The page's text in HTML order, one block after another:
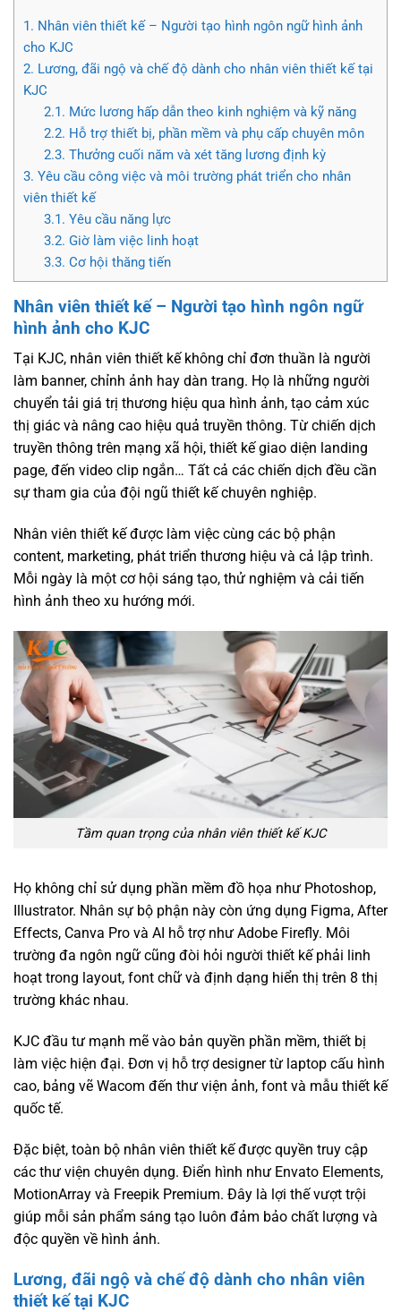
1. Nhân viên thiết kế – Người tạo hình ngôn ngữ hình ảnh
cho KJC
2. Lương, đãi ngộ và chế độ dành cho nhân viên thiết kế tại
KJC
2.1. Mức lương hấp dẫn theo kinh nghiệm và kỹ năng
2.2. Hỗ trợ thiết bị, phần mềm và phụ cấp chuyên môn
2.3. Thưởng cuối năm và xét tăng lương định kỳ
3. Yêu cầu công việc và môi trường phát triển cho nhân
viên thiết kế
3.1. Yêu cầu năng lực
3.2. Giờ làm việc linh hoạt
3.3. Cơ hội thăng tiến
Nhân viên thiết kế – Người tạo hình ngôn ngữ
hình ảnh cho KJC
Tại KJC, nhân viên thiết kế không chỉ đơn thuần là người
làm banner, chỉnh ảnh hay dàn trang. Họ là những người
chuyển tải giá trị thương hiệu qua hình ảnh, tạo cảm xúc
thị giác và nâng cao hiệu quả truyền thông. Từ chiến dịch
truyền thông trên mạng xã hội, thiết kế giao diện landing
page, đến video clip ngắn… Tất cả các chiến dịch đều cần
sự tham gia của đội ngũ thiết kế chuyên nghiệp.
Nhân viên thiết kế được làm việc cùng các bộ phận
content, marketing, phát triển thương hiệu và cả lập trình.
Mỗi ngày là một cơ hội sáng tạo, thử nghiệm và cải tiến
hình ảnh theo xu hướng mới.
Tầm quan trọng của nhân viên thiết kế KJC
Họ không chỉ sử dụng phần mềm đồ họa như Photoshop,
Illustrator. Nhân sự bộ phận này còn ứng dụng Figma, After
Effects, Canva Pro và AI hỗ trợ như Adobe Firefly. Môi
trường đa ngôn ngữ cũng đòi hỏi người thiết kế phải linh
hoạt trong layout, font chữ và định dạng hiển thị trên 8 thị
trường khác nhau.
KJC đầu tư mạnh mẽ vào bản quyền phần mềm, thiết bị
làm việc hiện đại. Đơn vị hỗ trợ designer từ laptop cấu hình
cao, bảng vẽ Wacom đến thư viện ảnh, font và mẫu thiết kế
quốc tế.
Đặc biệt, toàn bộ nhân viên thiết kế được quyền truy cập
các thư viện chuyên dụng. Điển hình như Envato Elements,
MotionArray và Freepik Premium. Đây là lợi thế vượt trội
giúp mỗi sản phẩm sáng tạo luôn đảm bảo chất lượng và
độc quyền về hình ảnh.
Lương, đãi ngộ và chế độ dành cho nhân viên
thiết kế tại KJC